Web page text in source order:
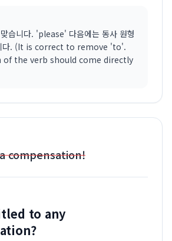
습니다. 'please' 다음에는 동사 원형
다. (It is correct to remove 'to'.
of the verb should come directly
compensation!
to any